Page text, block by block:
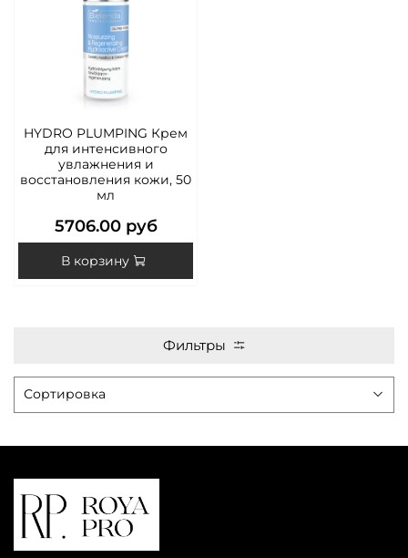
HYDRO PLUMPING Крем
для интенсивного
увлажнения и
восстановления кожи, 50
мл
5706.00 руб
В корзину
Фильтры